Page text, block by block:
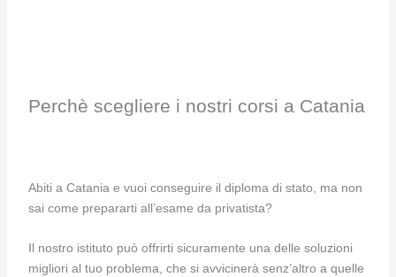
Perchè scegliere i nostri corsi a Catania
Abiti a Catania e vuoi conseguire il diploma di stato, ma non
sai come prepararti all’esame da privatista?
Il nostro istituto può offrirti sicuramente una delle soluzioni
migliori al tuo problema, che si avvicinerà senz’altro a quelle